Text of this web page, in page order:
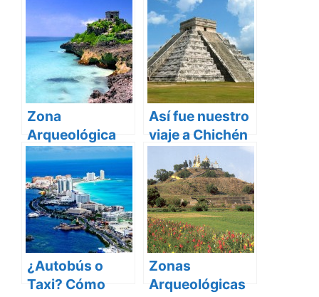
Zona
Arqueológica
de Tulum,
Riviera Maya
Así fue nuestro
viaje a Chichén
¿Autobús o
Taxi? Cómo
Zonas
Arqueológicas